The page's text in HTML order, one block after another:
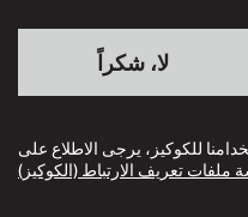
لا، شكراً
للكوكيز، يرجى الاطلاع على
ملفات تعريف الارتباط (الكوكيز)